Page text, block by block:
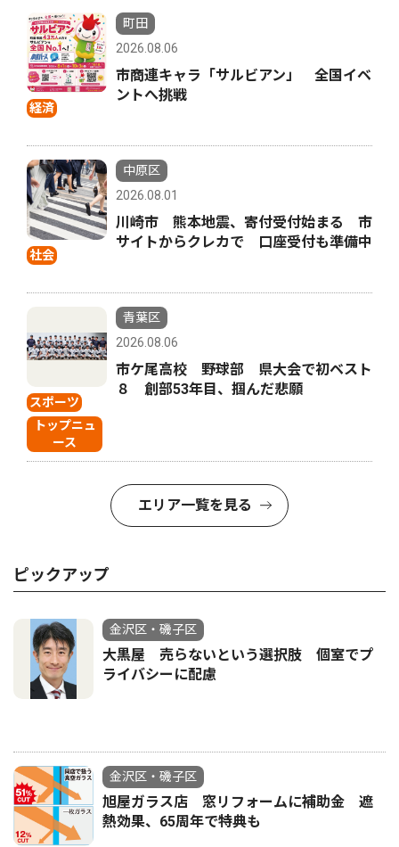
経済
町田
2026.08.06
市商連キャラ「サルビアン」 全国イベ
ントへ挑戦
社会
中原区
2026.08.01
川崎市 熊本地震、寄付受付始まる 市
サイトからクレカで 口座受付も準備中
スポーツ
トップニュ
ース
青葉区
2026.08.06
市ケ尾高校 野球部 県大会で初ベスト
８ 創部53年目、掴んだ悲願
エリア一覧を見る
ピックアップ
金沢区・磯子区
大黒屋 売らないという選択肢 個室でプ
ライバシーに配慮
金沢区・磯子区
旭屋ガラス店 窓リフォームに補助金 遮
熱効果、65周年で特典も